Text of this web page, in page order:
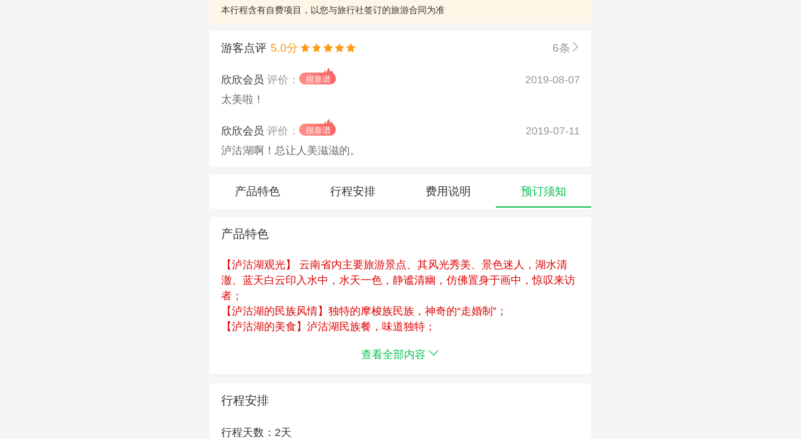
本行程含有自费项目，以您与旅行社签订的旅游合同为准
6条
游客点评 5.0分
欣欣会员 评价：
2019-08-07
太美啦！
欣欣会员 评价：
2019-07-11
泸沽湖啊！总让人美滋滋的。
产品特色 行程安排 费用说明 预订须知
产品特色
【泸沽湖观光】 云南省内主要旅游景点、其风光秀美、景色迷人，湖水清
澈、蓝天白云印入水中，水天一色，静谧清幽，仿佛置身于画中，惊叹来访
者；
【泸沽湖的民族风情】独特的摩梭族民族，神奇的“走婚制”；
【泸沽湖的美食】泸沽湖民族餐，味道独特；
摩梭猪槽船荡舟湖上
准备前往泸沽湖旅游，敬请提前抵达丽江，行程从丽江出发，我们在丽江等
查看全部内容
行程安排
行程天数：2天